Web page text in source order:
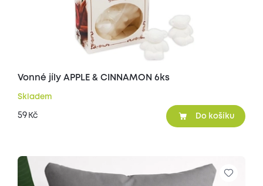
Vonné jíly APPLE & CINNAMON 6ks
Skladem
59 Kč Do košíku